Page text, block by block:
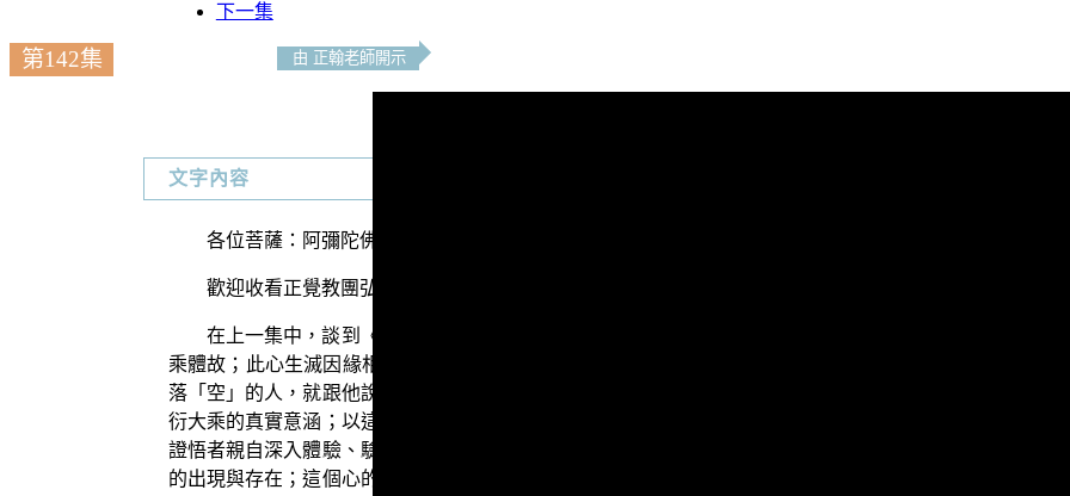
下一集
第142集 由 正翰老師開示
文字內容
各位菩薩：阿彌陀佛！
歡迎收看正覺教團弘法節目「三乘菩提之相似佛法——重蹈燈下黑之琅琊閣」，我們的主題是「阿賴耶
在上一集中，談到《大乘起信論》所說：【言有法者，謂一切眾生心；是心則攝一切世間、出世間法
乘體故；此心生滅因緣相，能顯示大乘體相用故。】
這個論是說「有法」就是一切眾
落「空」的人，就跟他說這個法叫作「有」，叫作「有法」，不是斷滅空。這一個心攝盡一切世間法，也
衍大乘的真實意涵；以這個心的真如性相，就能顯示大乘的實體；祂的自體雖然是空無形相的心法，但是
證悟者親自深入體驗、驗證，所以不墮於空無。此中說到心真如有生滅相，也有不生滅相，生滅與不生滅
的出現與存在；這個心的本體自身，固然是從無量世以來一直延續到這一世，從來不曾間斷過，從來不曾